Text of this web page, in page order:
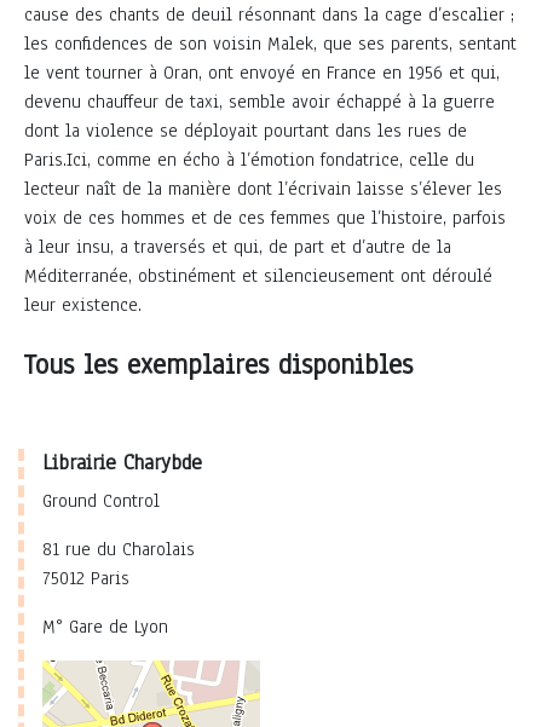
cause des chants de deuil résonnant dans la cage d’escalier ;
les confidences de son voisin Malek, que ses parents, sentant
le vent tourner à Oran, ont envoyé en France en 1956 et qui,
devenu chauffeur de taxi, semble avoir échappé à la guerre
dont la violence se déployait pourtant dans les rues de
Paris.Ici, comme en écho à l’émotion fondatrice, celle du
lecteur naît de la manière dont l’écrivain laisse s’élever les
voix de ces hommes et de ces femmes que l’histoire, parfois
à leur insu, a traversés et qui, de part et d’autre de la
Méditerranée, obstinément et silencieusement ont déroulé
leur existence.
Tous les exemplaires disponibles
Librairie Charybde
Ground Control
81 rue du Charolais
75012 Paris
M° Gare de Lyon